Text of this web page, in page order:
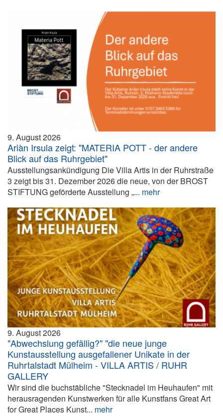
9. August 2026
Ariàn Irsula zeigt: "MATERIA POTT - der andere
Blick auf das Ruhrgebiet"
Ausstellungsankündigung Die Villa Artis in der Ruhrstraße
3 zeigt bis 31. Dezember 2026 die neue, von der BROST
STIFTUNG geförderte Ausstellung „... mehr
9. August 2026
"Abwechslung gefällig?" "die neue junge
Kunstausstellung ausgefallener Unikate in der
Ruhrtalstadt Mülheim - VILLA ARTIS / RUHR
GALLERY
Wir sind die buchstäbliche "Stecknadel im Heuhaufen" mit
herausragenden Kunstwerken für alle Kunstfans Great Art
for Great Places Kunst... mehr